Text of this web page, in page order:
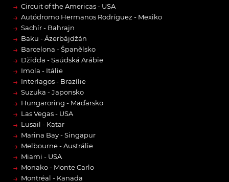
→ Circuit of the Americas - USA
→ Autódromo Hermanos Rodríguez - Mexiko
→ Sachír - Bahrajn
→ Baku - Ázerbájdžán
→ Barcelona - Španělsko
→ Džidda - Saúdská Arábie
→ Imola - Itálie
→ Interlagos - Brazílie
→ Suzuka - Japonsko
→ Hungaroring - Maďarsko
→ Las Vegas - USA
→ Lusail - Katar
→ Marina Bay - Singapur
→ Melbourne - Austrálie
→ Miami - USA
→ Monako - Monte Carlo
→ Montréal - Kanada